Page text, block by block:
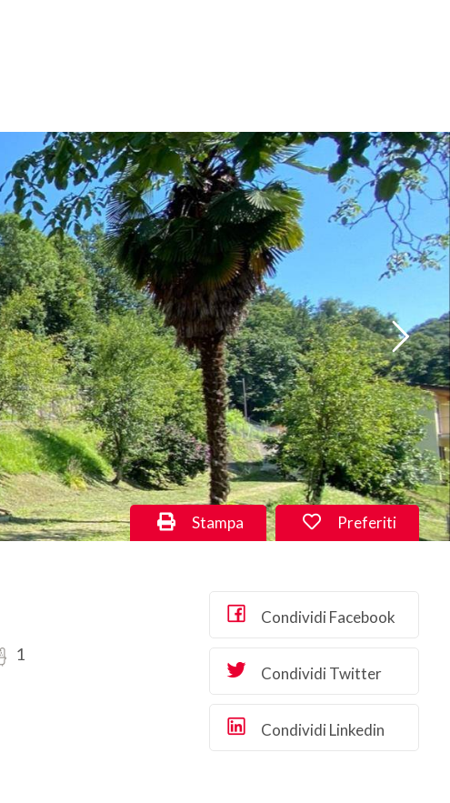
1
Preferiti
Stampa
Condividi Facebook
Condividi Twitter
Condividi Linkedin